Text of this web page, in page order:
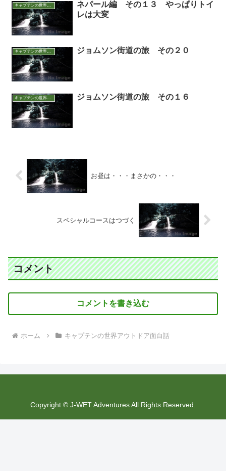
キャプテンの世界アウトドア面白話
ネパール編 その１３ やっぱりトイ
レは大変
キャプテンの世界アウトドア面白話 ジョムソン街道の旅 その２０
キャプテンの世界アウトドア面白話 ジョムソン街道の旅 その１６
お昼は・・・まさかの・・・
スペシャルコースはつづく
コメント
コメントを書き込む
ホーム キャプテンの世界アウトドア面白話
Copyright © J-WET Adventures All Rights Reserved.